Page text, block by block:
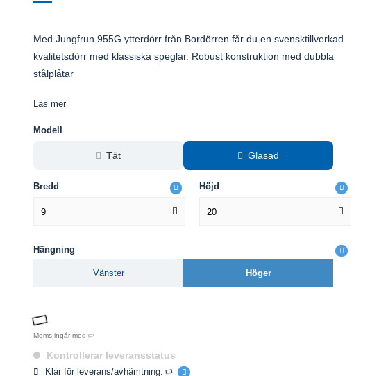
Med Jungfrun 955G ytterdörr från Bordörren får du en svensktillverkad
kvalitetsdörr med klassiska speglar. Robust konstruktion med dubbla
stålplåtar
Läs mer
Modell
Tät Glasad
Bredd
9
Höjd
20
Hängning
Vänster Höger
Moms ingår med
Kontrollerar leveransstatus
Klar för leverans/avhämtning: